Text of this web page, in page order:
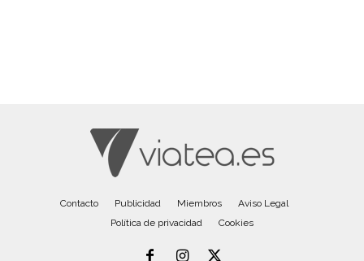
Contacto Publicidad Miembros
Aviso Legal
Política de privacidad
Cookies